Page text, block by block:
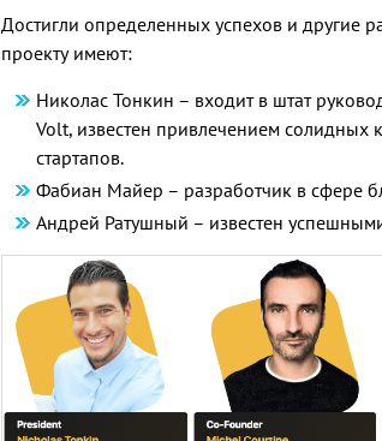
Достигли определенных успехов и другие
проекту имеют:
Николас Тонкин – входит в штат
Volt, известен привлечением солидных
стартапов.
Фабиан Майер – разработчик в сфере
Андрей Ратушный – известен